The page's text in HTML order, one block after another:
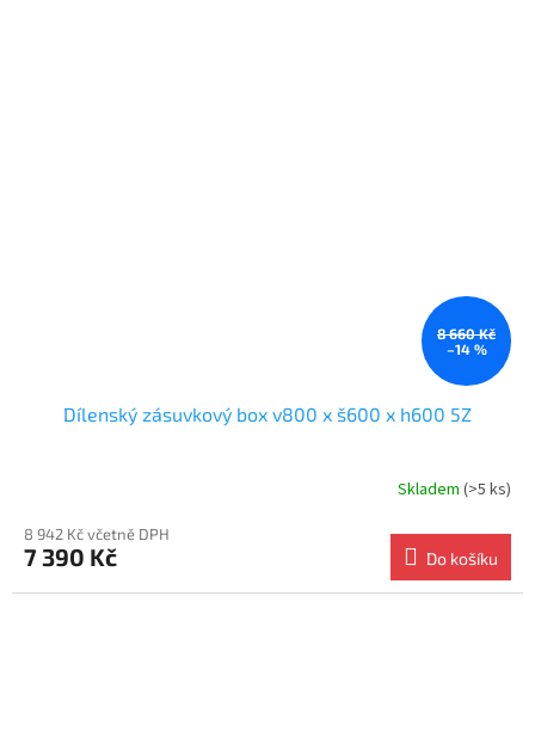
8 660 Kč
–14 %
Dílenský zásuvkový box v800 x š600 x h600 5Z
Skladem (>5 ks)
8 942 Kč včetně DPH
7 390 Kč Do košíku